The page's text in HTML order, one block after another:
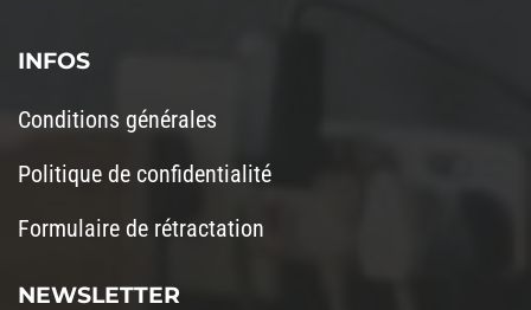
INFOS
Conditions générales
Politique de confidentialité
Formulaire de rétractation
NEWSLETTER